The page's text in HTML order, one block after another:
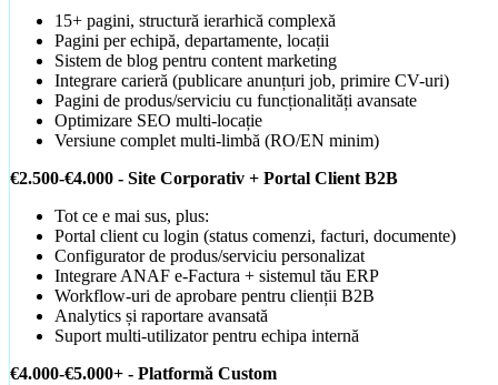
Toate proiectele
Vezi întregul portofoliu cu live preview
15+ pagini, structură ierarhică complexă
Pagini per echipă, departamente, locații
Sistem de blog pentru content marketing
Integrare carieră (publicare anunțuri job, primire CV-uri)
Pagini de produs/serviciu cu funcționalități avansate
Optimizare SEO multi-locație
Versiune complet multi-limbă (RO/EN minim)
€2.500-€4.000 - Site Corporativ + Portal Client B2B
Tot ce e mai sus, plus:
Portal client cu login (status comenzi, facturi, documente)
Configurator de produs/serviciu personalizat
Integrare ANAF e-Factura + sistemul tău ERP
Workflow-uri de aprobare pentru clienții B2B
Analytics și raportare avansată
Suport multi-utilizator pentru echipa internă
€4.000-€5.000+ - Platformă Custom